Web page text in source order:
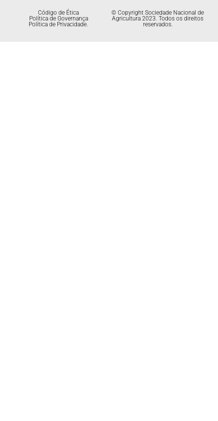
© Copyright Sociedade Nacional de
Agricultura 2023. Todos os direitos
reservados.
Código de Ética
Política de Governança
Política de Privacidade.